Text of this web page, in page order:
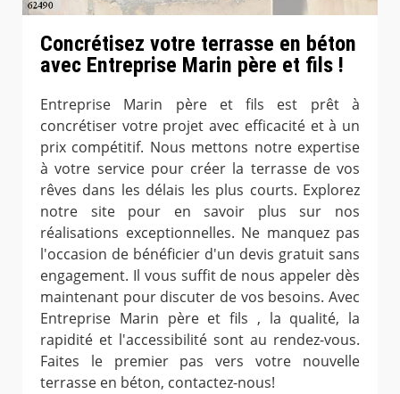
Concrétisez votre terrasse en béton
avec Entreprise Marin père et fils !
Entreprise Marin père et fils est prêt à
concrétiser votre projet avec efficacité et à un
prix compétitif. Nous mettons notre expertise
à votre service pour créer la terrasse de vos
rêves dans les délais les plus courts. Explorez
notre site pour en savoir plus sur nos
réalisations exceptionnelles. Ne manquez pas
l'occasion de bénéficier d'un devis gratuit sans
engagement. Il vous suffit de nous appeler dès
maintenant pour discuter de vos besoins. Avec
Entreprise Marin père et fils , la qualité, la
rapidité et l'accessibilité sont au rendez-vous.
Faites le premier pas vers votre nouvelle
terrasse en béton, contactez-nous!